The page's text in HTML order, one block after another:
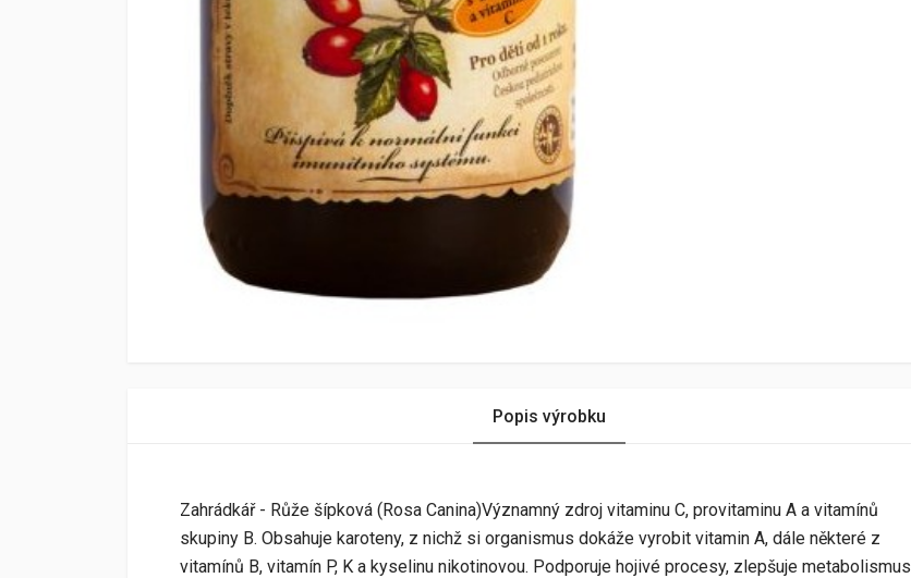
Popis výrobku
Zahrádkář - Růže šípková (Rosa Canina)Významný zdroj vitaminu C, provitaminu A a vitamínů
skupiny B. Obsahuje karoteny, z nichž si organismus dokáže vyrobit vitamin A, dále některé z
vitamínů B, vitamín P, K a kyselinu nikotinovou. Podporuje hojivé procesy, zlepšuje metabolismus